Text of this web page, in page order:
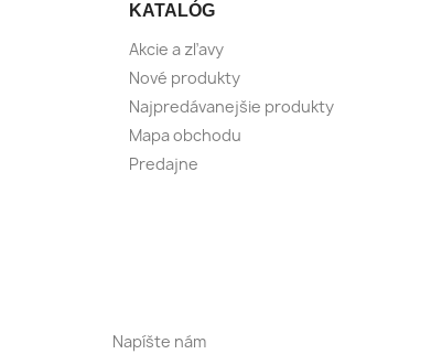
KATALÓG
Akcie a zľavy
Nové produkty
Najpredávanejšie produkty
Mapa obchodu
Predajne
Napíšte nám